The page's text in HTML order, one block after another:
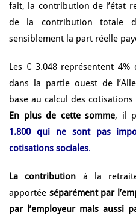
fait, la contribution de l’état
de la contribution totale
sensiblement la part réelle
Les € 3.048 représentent
dans la partie ouest de
base au calcul des
En plus de cette somme, il
1.800 qui ne sont pas
cotisations sociales.
La contribution à la
apportée séparément par
par l’employeur mais aussi